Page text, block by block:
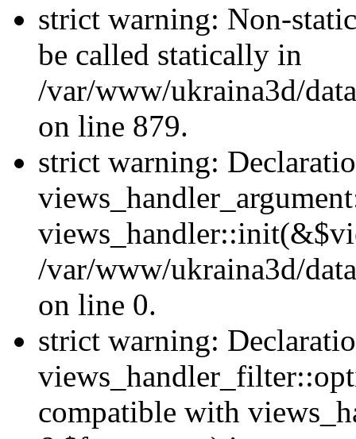
strict warning: Non-
be called statically in
/var/www/ukraina3d/
on line 879.
strict warning:
/var/www/ukraina3d/
on line 0.
strict warning:
compatible with